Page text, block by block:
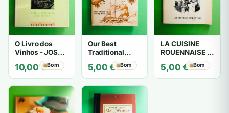
O Livro dos
Vinhos - JOSÉ
A. SALVADOR
LUIZ RAMOS
10,00€Bom
Our Best
Traditional
Recipes - Vida
Heard Lesley
Faull
5,00€ Bom
LA CUISINE
ROUENNAISE -
Sebages
5,00€ Bom